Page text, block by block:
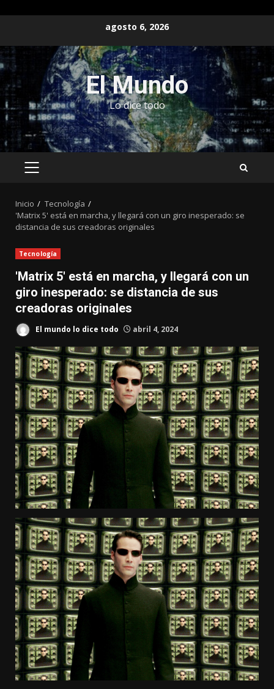
contenido
agosto 6, 2026
El Mundo
Lo dice todo
MENÚ
Inicio
Tecnología
'Matrix 5' está en marcha, y llegará con un giro inesperado: se
distancia de sus creadoras originales
Tecnología
'Matrix 5' está en marcha, y llegará con un
giro inesperado: se distancia de sus
creadoras originales
El mundo lo dice todo abril 4, 2024